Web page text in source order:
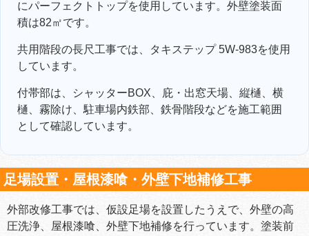
にパーフェクトトップを使用しています。外壁塗装面
積は82㎡です。
共用階段の長尺工事では、タキステップ 5W-983を使用
しています。
付帯部は、シャッターBOX、庇・出窓天場、縦樋、横
樋、霧除け、駐車場内鉄部、鉄骨階段などを施工範囲
として確認しています。
足場設置・屋根漆喰・外壁下地補修工事
外部改修工事では、仮設足場を設置したうえで、外壁の高
圧洗浄、屋根漆喰、外壁下地補修を行っています。塗装前